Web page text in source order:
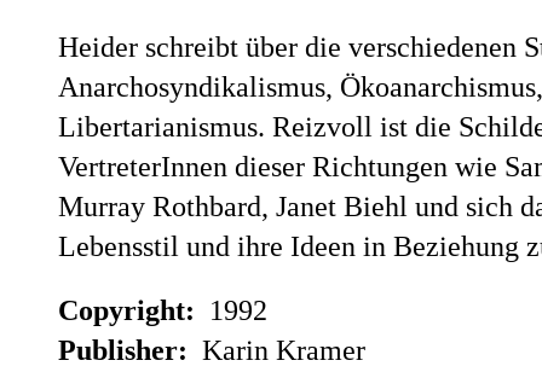
Heider schreibt über die verschiedenen
Anarchosyndikalismus,
Libertarianismus. Reizvoll ist die
VertreterInnen dieser Richtungen wie
Murray Rothbard, Janet Biehl und sich
Lebensstil und ihre Ideen in Beziehung
Copyright: 1992
Publisher: Karin Kramer